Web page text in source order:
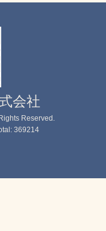
会社
Reserved.
369214